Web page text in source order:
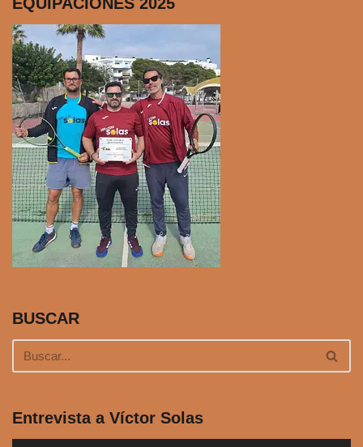
BUSCAR
Entrevista a Víctor Solas